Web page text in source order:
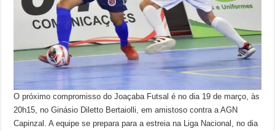
O próximo compromisso do Joaçaba Futsal é no dia 19 de março, às
20h15, no Ginásio Diletto Bertaiolli, em amistoso contra a AGN
Capinzal. A equipe se prepara para a estreia na Liga Nacional, no dia